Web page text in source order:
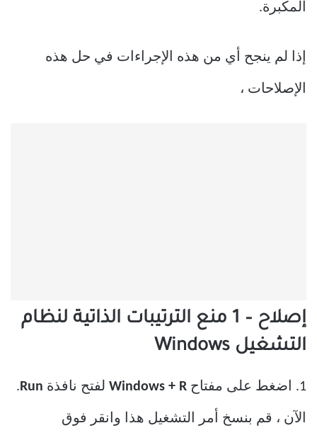
المكبرة.
إذا لم ينجح أي من هذه الإجراءات في حل هذه
الإصلاحات ،
إصلاح – 1 منع الترتيبات الذاتية لنظام
التشغيل Windows
1. اضغط على مفتاح لفتح نافذة Run
.
الآن ، قم بنسخ أمر التشغيل هذا وانقر فوق